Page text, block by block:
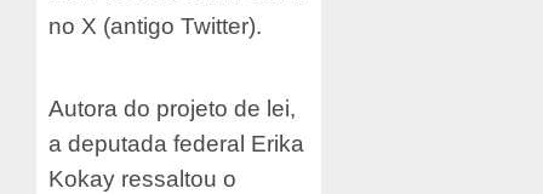
no X (antigo Twitter).
Autora do projeto de lei,
a deputada federal Erika
Kokay ressaltou o